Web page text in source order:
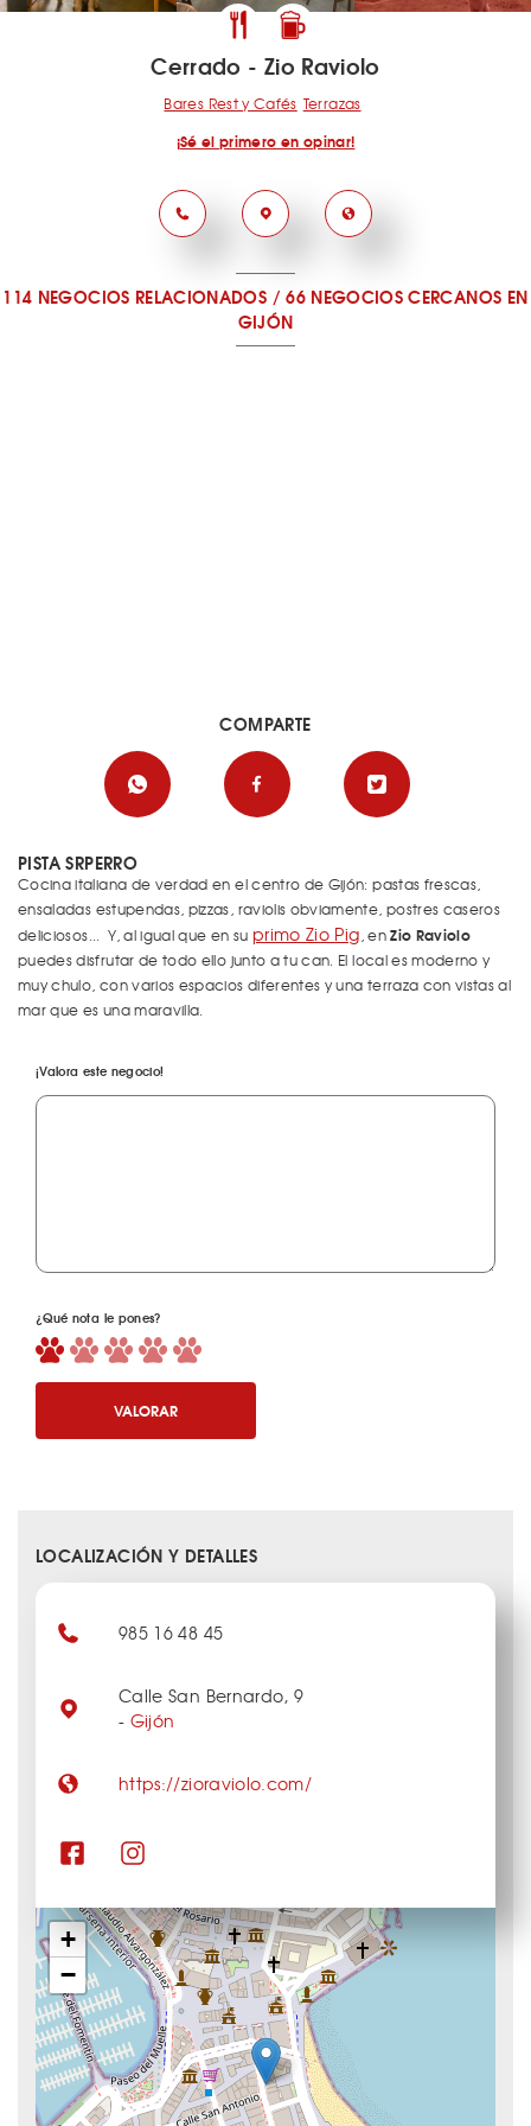
Cerrado - Zio Raviolo
Bares Rest y Cafés Terrazas
¡Sé el primero en opinar!
114 NEGOCIOS RELACIONADOS /66 NEGOCIOS CERCANOS EN
GIJÓN
PISTA SRPERRO
Cocina italiana de verdad en el centro de Gijón: pastas frescas,
ensaladas estupendas, pizzas, raviolis obviamente, postres caseros
deliciosos... Y, al igual que en su primo Zio Pig, enZio Raviolo
puedes disfrutar de todo ello junto a tu can. El local es moderno y
muy chulo, con varios espacios diferentes y una terraza con vistas al
mar que es una maravilla.
¡Valora este negocio!
¿Qué nota le pones?
VALORAR
COMPARTE
LOCALIZACIÓN Y DETALLES
+
−
985 16 48 45
Calle San Bernardo, 9
- Gijón
https://zioraviolo.com/